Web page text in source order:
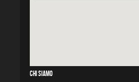
Chi Siamo